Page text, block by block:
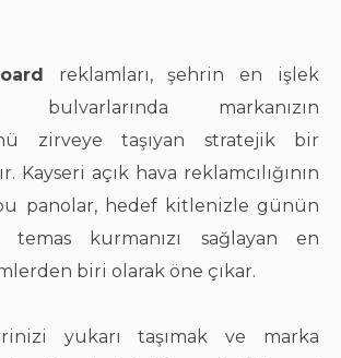
reklamları, şehrin en işlek
markanızın
zirveye taşıyan stratejik bir
Kayseri açık hava reklamcılığının
panolar, hedef kitlenizle günün
temas kurmanızı sağlayan en
biri olarak öne çıkar.
yukarı taşımak ve marka